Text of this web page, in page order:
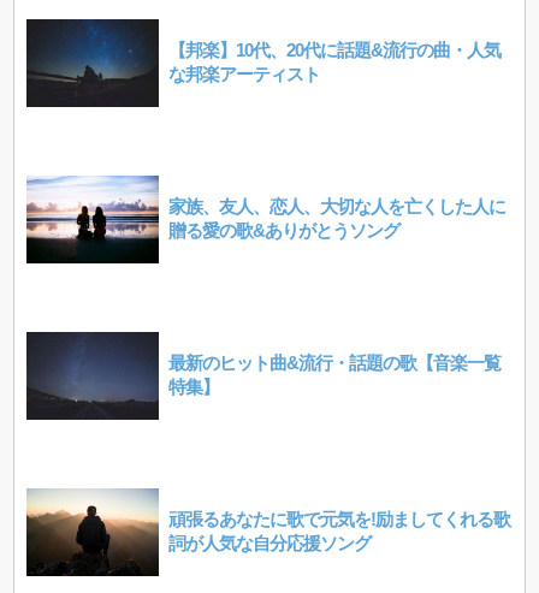
【邦楽】10代、20代に話題&流行の曲・人気
な邦楽アーティスト
家族、友人、恋人、大切な人を亡くした人に
贈る愛の歌&ありがとうソング
最新のヒット曲&流行・話題の歌【音楽一覧
特集】
頑張るあなたに歌で元気を!励ましてくれる歌
詞が人気な自分応援ソング